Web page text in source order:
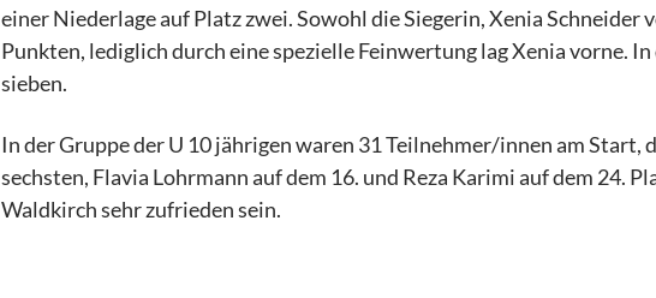
einer Niederlage auf Platz zwei. Sowohl die Siegerin, Xenia Schneider
Punkten, lediglich durch eine spezielle Feinwertung lag Xenia vorne.
sieben.
In der Gruppe der U 10 jährigen waren 31 Teilnehmer/innen am
sechsten, Flavia Lohrmann auf dem 16. und Reza Karimi auf dem 24.
Waldkirch sehr zufrieden sein.